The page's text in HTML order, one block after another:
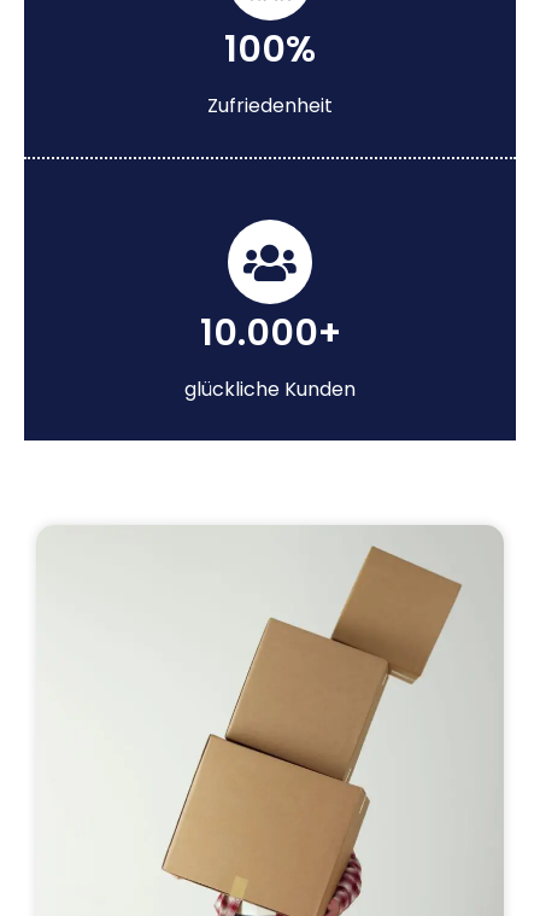
100%
Zufriedenheit
10.000+
glückliche Kunden